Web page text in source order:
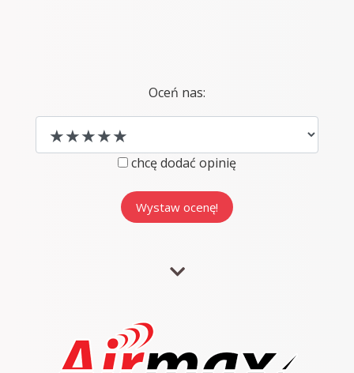
Oceń nas:
chcę dodać opinię